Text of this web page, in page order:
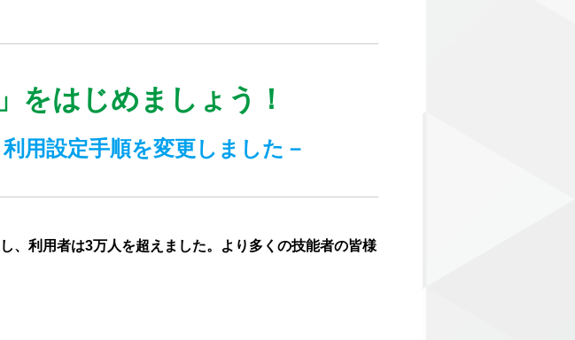
をはじめましょう！
用設定手順を変更しました－
、利用者は3万人を超えました。より多くの技能者の皆様